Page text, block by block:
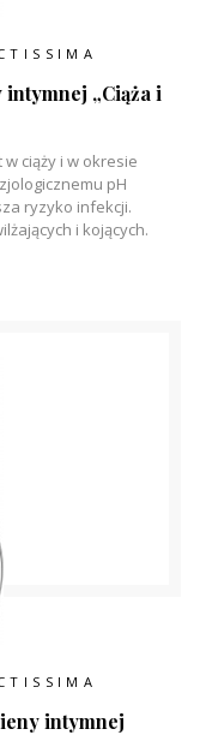
„Ciąża i
ciąży i w okresie
pH
ryzyko infekcji.
i kojących.
intymnej